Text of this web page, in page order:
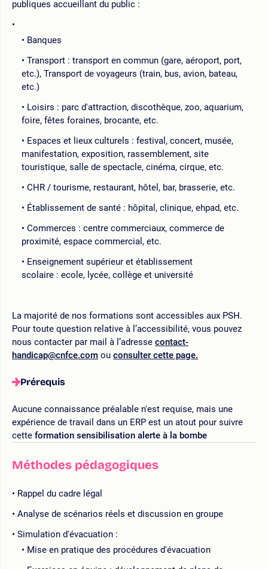
publiques accueillant du public :
Banques
Transport : transport en commun (gare, aéroport, port,
etc.), Transport de voyageurs (train, bus, avion, bateau,
etc.)
Loisirs : parc d'attraction, discothèque, zoo, aquarium,
foire, fêtes foraines, brocante, etc.
Espaces et lieux culturels : festival, concert, musée,
manifestation, exposition, rassemblement, site
touristique, salle de spectacle, cinéma, cirque, etc.
CHR / tourisme, restaurant, hôtel, bar, brasserie, etc.
Établissement de santé : hôpital, clinique, ehpad, etc.
Commerces : centre commerciaux, commerce de
proximité, espace commercial, etc.
Enseignement supérieur et établissement
scolaire : ecole, lycée, collège et université
La majorité de nos formations sont accessibles aux PSH.
Pour toute question relative à l’accessibilité, vous pouvez
nous contacter par mail à l’adresse contact-
handicap@cnfce.com ou consulter cette page.
Prérequis
Aucune connaissance préalable n'est requise, mais une
expérience de travail dans un ERP est un atout pour suivre
cette formation sensibilisation alerte à la bombe
Méthodes pédagogiques
Rappel du cadre légal
Analyse de scénarios réels et discussion en groupe
Simulation d'évacuation :
Mise en pratique des procédures d'évacuation